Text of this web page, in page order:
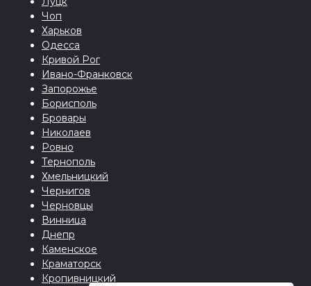
Чоп
Харьков
Одесса
Кривой Рог
Ивано-Франковск
Запорожье
Борисполь
Бровары
Николаев
Ровно
Тернополь
Хмельницкий
Чернигов
Черновцы
Винница
Днепр
Каменское
Краматорск
Кропивницкий